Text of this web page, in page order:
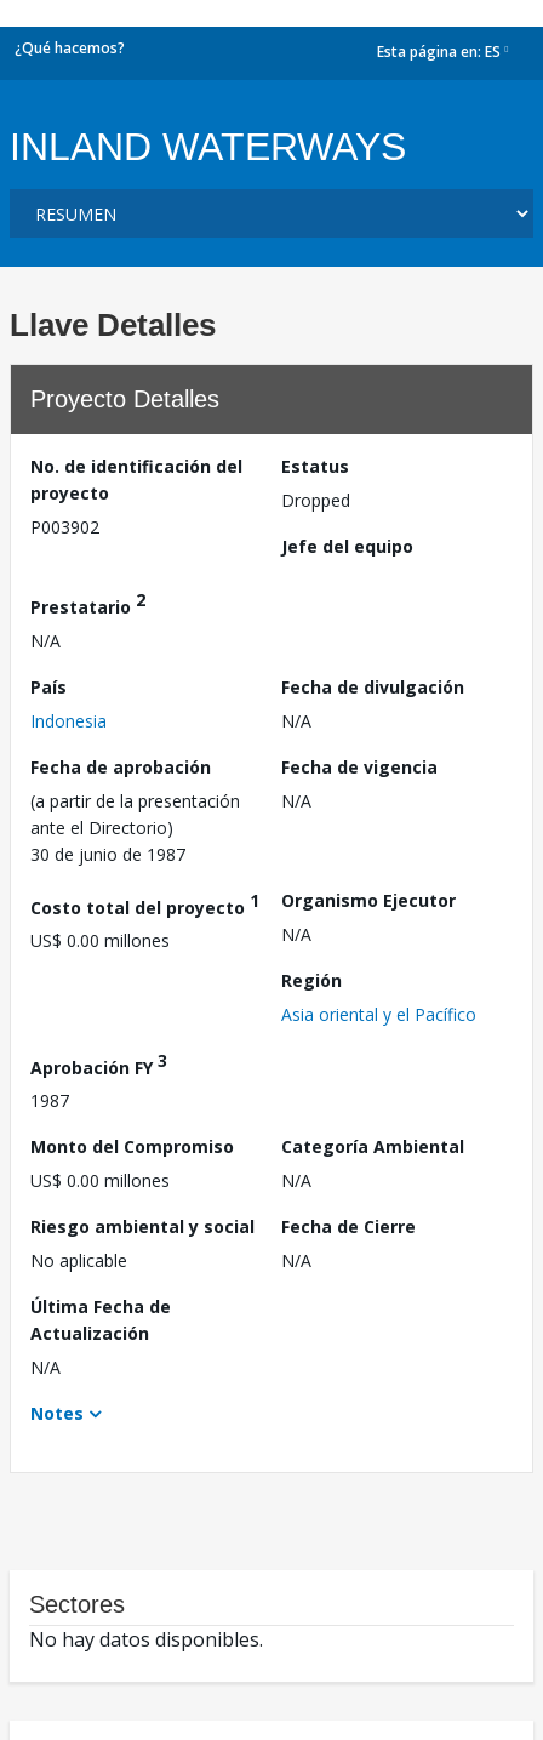
¿Qué hacemos? Esta página en: ES
INLAND WATERWAYS
Llave Detalles
Proyecto Detalles
No. de identificación del
proyecto
P003902
Estatus
Dropped
Jefe del equipo
Prestatario 2
N/A
País
Indonesia
Fecha de divulgación
N/A
Fecha de aprobación
(a partir de la presentación
ante el Directorio)
30 de junio de 1987
Fecha de vigencia
N/A
Costo total del proyecto 1
US$ 0.00 millones
Organismo Ejecutor
N/A
Región
Asia oriental y el Pacífico
Aprobación FY3
1987
Monto del Compromiso
US$ 0.00 millones
Categoría Ambiental
N/A
Riesgo ambiental y social
No aplicable
Fecha de Cierre
N/A
Última Fecha de
Actualización
N/A
Notes
Sectores
No hay datos disponibles.